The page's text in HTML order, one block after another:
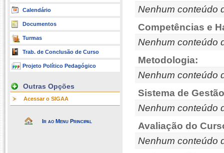
Calendário
Documentos
Turmas
Trab. de Conclusão de Curso
Projeto Político Pedagógico
Outras Opções
Acessar o SIGAA
Ir ao Menu Principal
Nenhum conteúdo
Competências e
Nenhum conteúdo
Metodologia:
Nenhum conteúdo
Sistema de
Nenhum conteúdo
Avaliação do
Nenhum conteúdo